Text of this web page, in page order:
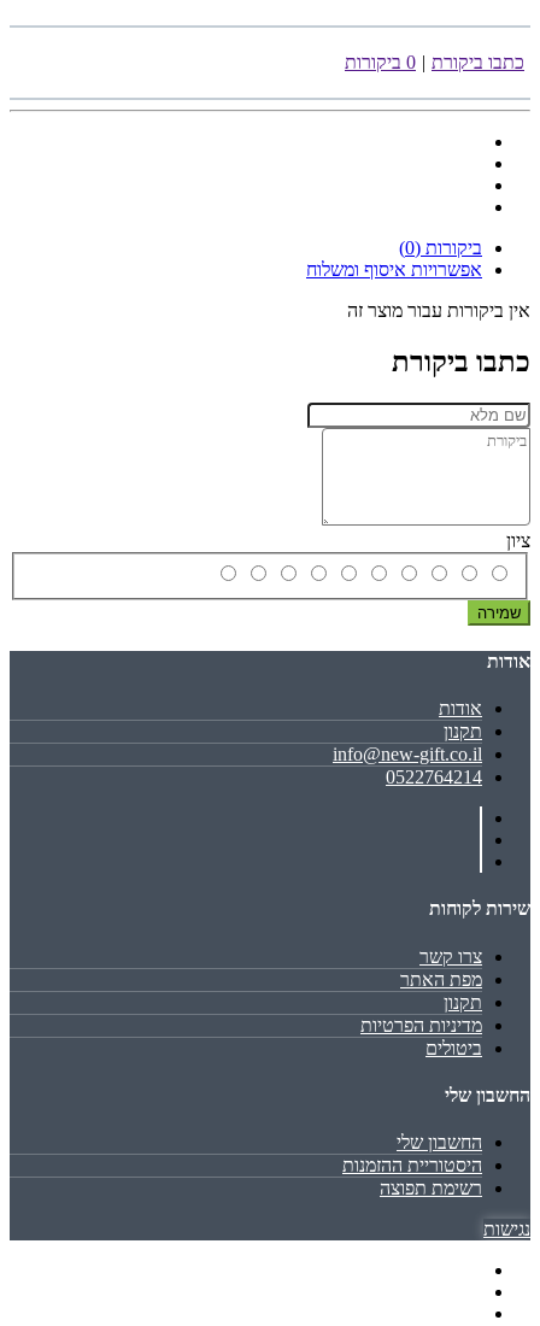
כתבו ביקורת | 0 ביקורות
ביקורות (0)
אפשרויות איסוף ומשלוח
אין ביקורות עבור מוצר זה
כתבו ביקורת
ציון
שמירה
אודות
אודות
תקנון
info@new-gift.co.il
0522764214
שירות לקוחות
צרו קשר
מפת האתר
תקנון
מדיניות הפרטיות
ביטולים
החשבון שלי
החשבון שלי
היסטוריית ההזמנות
רשימת תפוצה
נגישות